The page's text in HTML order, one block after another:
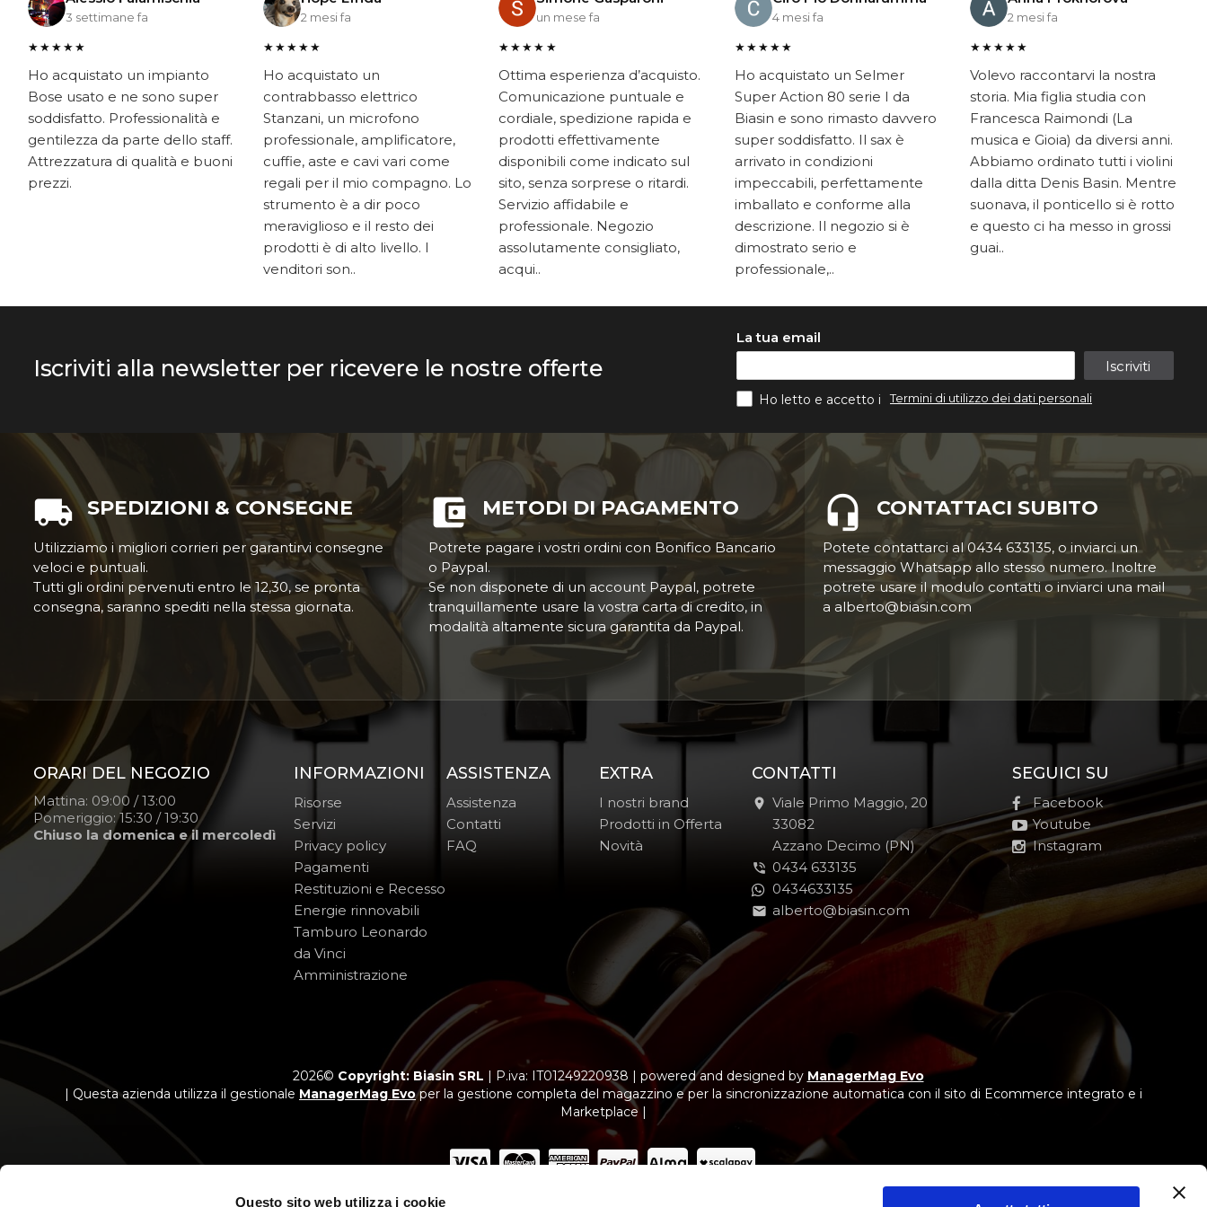
Questo sito web utilizza i cookie
3 settimane fa
★★★★★
Ho acquistato un impianto
Bose usato e ne sono super
soddisfatto. Professionalità e
gentilezza da parte dello staff.
Attrezzatura di qualità e buoni
prezzi.
2 mesi fa
★★★★★
Ho acquistato un
contrabbasso elettrico
Stanzani, un microfono
professionale, amplificatore,
cuffie, aste e cavi vari come
regali per il mio compagno. Lo
strumento è a dir poco
meraviglioso e il resto dei
prodotti è di alto livello. I
venditori son..
un mese fa
★★★★★
Ottima esperienza d’acquisto.
Comunicazione puntuale e
cordiale, spedizione rapida e
prodotti effettivamente
disponibili come indicato sul
sito, senza sorprese o ritardi.
Servizio affidabile e
professionale. Negozio
assolutamente consigliato,
acqui..
4 mesi fa
★★★★★
Ho acquistato un Selmer
Super Action 80 serie I da
Biasin e sono rimasto davvero
super soddisfatto. Il sax è
arrivato in condizioni
impeccabili, perfettamente
imballato e conforme alla
descrizione. Il negozio si è
dimostrato serio e
professionale,..
2 mesi fa
★★★★★
Volevo raccontarvi la nostra
storia. Mia figlia studia con
Francesca Raimondi (La
musica e Gioia) da diversi anni.
Abbiamo ordinato tutti i violini
dalla ditta Denis Basin. Mentre
suonava, il ponticello si è rotto
e questo ci ha messo in grossi
guai..
Iscriviti alla newsletter per ricevere le nostre offerte
La tua email
Iscriviti
Ho letto e accetto i Termini di utilizzo dei dati personali
SPEDIZIONI & CONSEGNE
Utilizziamo i migliori corrieri per garantirvi consegne
veloci e puntuali.
Tutti gli ordini pervenuti entro le 12,30, se pronta
consegna, saranno spediti nella stessa giornata.
METODI DI PAGAMENTO
Potrete pagare i vostri ordini con Bonifico Bancario
o Paypal.
Se non disponete di un account Paypal, potrete
tranquillamente usare la vostra carta di credito, in
modalità altamente sicura garantita da Paypal.
CONTATTACI SUBITO
Potete contattarci al 0434 633135, o inviarci un
messaggio Whatsapp allo stesso numero. Inoltre
potrete usare il modulo contatti o inviarci una mail
a alberto@biasin.com
ORARI DEL NEGOZIO
Mattina: 09:00 / 13:00
Pomeriggio: 15:30 / 19:30
Chiuso la domenica e il mercoledì
INFORMAZIONI
Risorse
Servizi
Privacy policy
Pagamenti
Restituzioni e Recesso
Energie rinnovabili
Tamburo Leonardo
da Vinci
Amministrazione
ASSISTENZA
Assistenza
Contatti
FAQ
EXTRA
I nostri brand
Prodotti in Offerta
Novità
CONTATTI
Viale Primo Maggio, 20
-
33082
-
Azzano Decimo (PN)
0434 633135
0434633135
alberto@biasin.com
SEGUICI SU
Facebook
Youtube
Instagram
2026© Copyright: Biasin SRL | P.iva: IT01249220938 | powered and designed by ManagerMag Evo
| Questa azienda utilizza il gestionale ManagerMag Evoper la gestione completa del magazzino e per la sincronizzazione automatica con il sito di Ecommerce integrato e i
Marketplace |